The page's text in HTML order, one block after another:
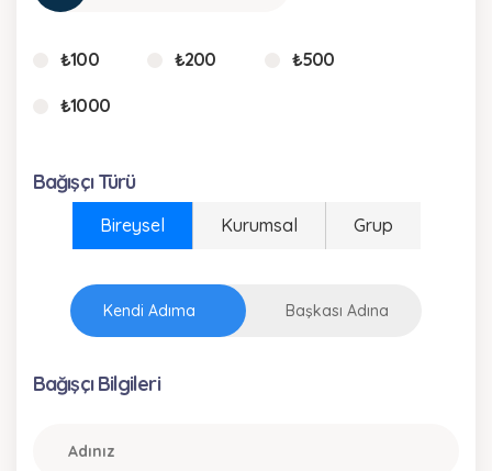
₺100 ₺200 ₺500
₺1000
Bağışçı Türü
Bireysel Kurumsal Grup
Kendi Adıma Başkası Adına
Bağışçı Bilgileri